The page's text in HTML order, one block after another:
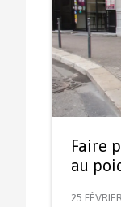
Faire
au
25